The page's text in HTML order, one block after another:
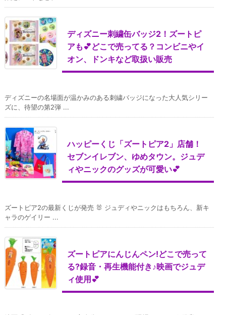
ディズニー刺繍缶バッジ2！ズートピ
アも💕どこで売ってる？コンビニやイ
オン、ドンキなど取扱い販売
ディズニーの名場面が温かみのある刺繍バッジになった大人気シリー
ズに、待望の第2弾 ...
ハッピーくじ「ズートピア2」店舗！
セブンイレブン、ゆめタウン。ジュデ
ィやニックのグッズが可愛い💕
ズートピア2の最新くじが発売 🐰 ジュディやニックはもちろん、新キ
ャラのゲイリー ...
ズートピアにんじんペン!どこで売って
る?録音・再生機能付き♪映画でジュデ
ィ使用💕